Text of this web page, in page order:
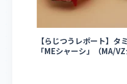
【らじつうレポート】
「MEシャーシ」（MA/